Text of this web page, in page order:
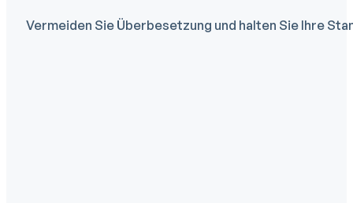
Vermeiden Sie Überbesetzung und halten Sie Ihre